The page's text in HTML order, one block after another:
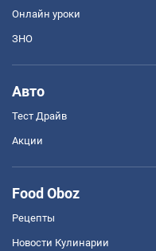
Онлайн уроки
ЗНО
Авто
Тест Драйв
Акции
Food Oboz
Рецепты
Новости Кулинарии